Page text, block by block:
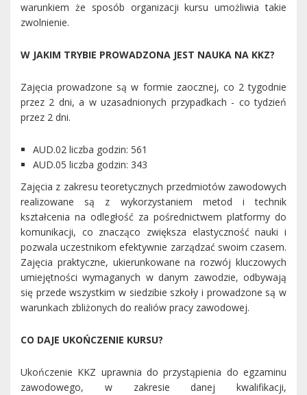
warunkiem że sposób organizacji kursu umożliwia takie
zwolnienie.
W JAKIM TRYBIE PROWADZONA JEST NAUKA NA KKZ?
Zajęcia prowadzone są w formie zaocznej, co 2 tygodnie
przez 2 dni, a w uzasadnionych przypadkach - co tydzień
przez 2 dni.
AUD.02 liczba godzin: 561
AUD.05 liczba godzin: 343
Zajęcia z zakresu teoretycznych przedmiotów zawodowych
realizowane są z wykorzystaniem metod i technik
kształcenia na odległość za pośrednictwem platformy do
komunikacji, co znacząco zwiększa elastyczność nauki i
pozwala uczestnikom efektywnie zarządzać swoim czasem.
Zajęcia praktyczne, ukierunkowane na rozwój kluczowych
umiejętności wymaganych w danym zawodzie, odbywają
się przede wszystkim w siedzibie szkoły i prowadzone są w
warunkach zbliżonych do realiów pracy zawodowej.
CO DAJE UKOŃCZENIE KURSU?
Ukończenie KKZ uprawnia do przystąpienia do egzaminu
zawodowego, w zakresie danej kwalifikacji,